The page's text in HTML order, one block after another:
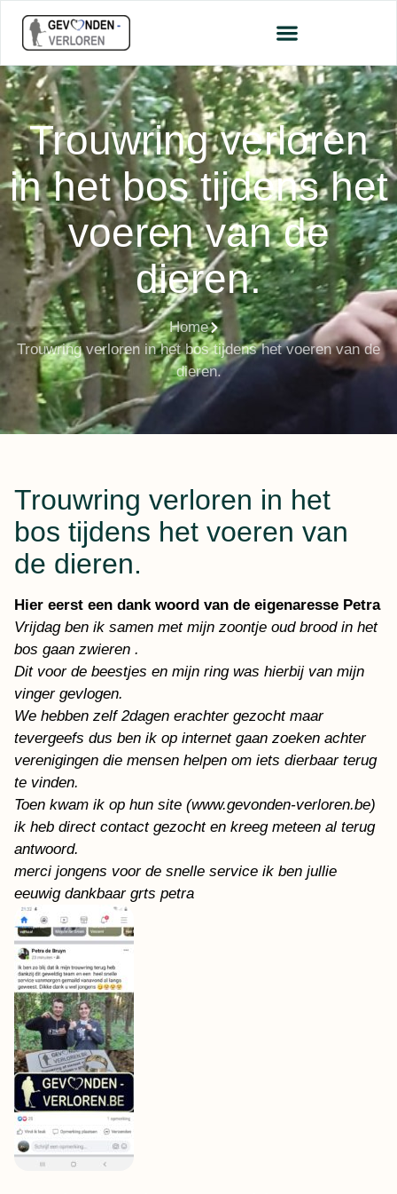
Trouwring verloren
in het bos tijdens het
voeren van de
dieren.
Home
Trouwring verloren in het bos tijdens het voeren van de
dieren.
Trouwring verloren in het
bos tijdens het voeren van
de dieren.
Hier eerst een dank woord van de eigenaresse Petra
Vrijdag ben ik samen met mijn zoontje oud brood in het
bos gaan zwieren .
Dit voor de beestjes en mijn ring was hierbij van mijn
vinger gevlogen.
We hebben zelf 2dagen erachter gezocht maar
tevergeefs dus ben ik op internet gaan zoeken achter
verenigingen die mensen helpen om iets dierbaar terug
te vinden.
Toen kwam ik op hun site (www.gevonden-verloren.be)
ik heb direct contact gezocht en kreeg meteen al terug
antwoord.
merci jongens voor de snelle service ik ben jullie
eeuwig dankbaar grts petra